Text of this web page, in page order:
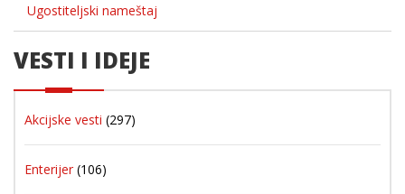
Ugostiteljski nameštaj
VESTI I IDEJE
Akcijske vesti (297)
Enterijer (106)